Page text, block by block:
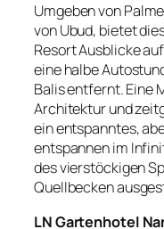
Umgeben von
von Ubud, bietet
Resort Ausblicke
eine halbe
Balis entfernt. Eine
Architektur und
ein entspanntes,
entspannen im
des vierstöckigen
Quellbecken
LN Gartenhotel